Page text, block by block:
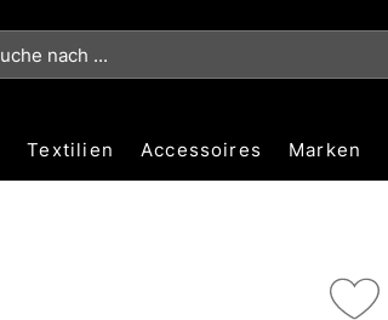
Textilien Accessoires Marken